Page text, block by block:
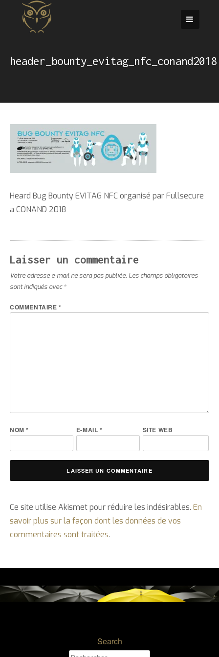
Passer
header_bounty_evitag_nfc_conand2018
Heard Bug Bounty EVITAG NFC organisé par Fullsecure
a CONAND 2018
Laisser un commentaire
Votre adresse e-mail ne sera pas publiée. Les champs obligatoires
sont indiqués avec*
COMMENTAIRE*
NOM* E-MAIL * SITE WEB
Ce site utilise Akismet pour réduire les indésirables. En
savoir plus sur la façon dont les données de vos
commentaires sont traitées.
Search